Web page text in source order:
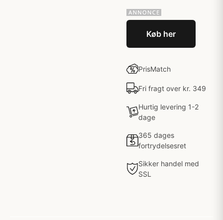
Køb her
PrisMatch
Fri fragt over kr. 349
Hurtig levering 1-2
dage
365 dages
fortrydelsesret
Sikker handel med
SSL